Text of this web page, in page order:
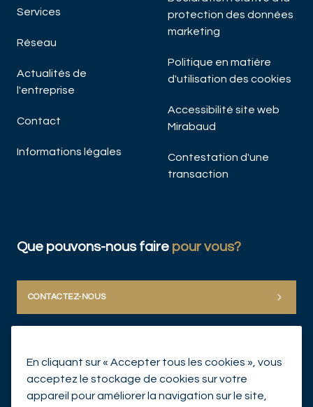
Services
Réseau
Actualités de
l'entreprise
Contact
Informations légales
protection des données
marketing
Politique en matière
d'utilisation des cookies
Accessibilité site web
Mirabaud
Contestation d'une
transaction
Que pouvons-nous faire pour vous?
CONTACTEZ-NOUS
En cliquant sur « Accepter tous les cookies », vous
acceptez le stockage de cookies sur votre
appareil pour améliorer la navigation sur le site,